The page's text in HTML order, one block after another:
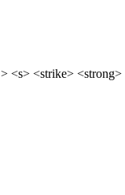
<s> <strike> <strong>